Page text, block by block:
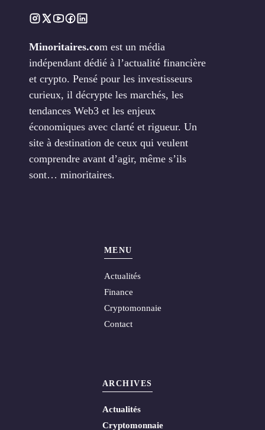
Minoritaires.com est un média
indépendant dédié à l’actualité financière
et crypto. Pensé pour les investisseurs
curieux, il décrypte les marchés, les
tendances Web3 et les enjeux
économiques avec clarté et rigueur. Un
site à destination de ceux qui veulent
comprendre avant d’agir, même s’ils
sont… minoritaires.
MENU
Actualités
Finance
Cryptomonnaie
Contact
ARCHIVES
Actualités
Cryptomonnaie